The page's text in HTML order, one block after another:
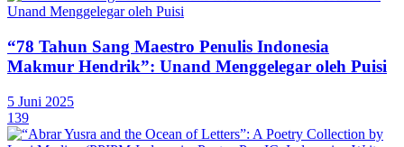
“78 Tahun Sang Maestro Penulis Indonesia
Makmur Hendrik”: Unand Menggelegar oleh Puisi
5 Juni 2025
139